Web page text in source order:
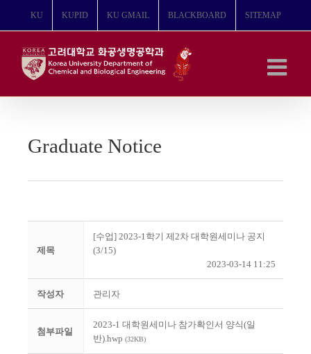
뛰
KU KUPID KU GMAIL BLACKBOARD SITEMAP
Graduate Notice
제목
[수업] 2023-1학기 제2차 대학원세미나 공지
(3/15)
2023-03-14 11:25
작성자 관리자
첨부파일
2023-1 대학원세미나 참가확인서 양식(일
반).hwp (32KB)